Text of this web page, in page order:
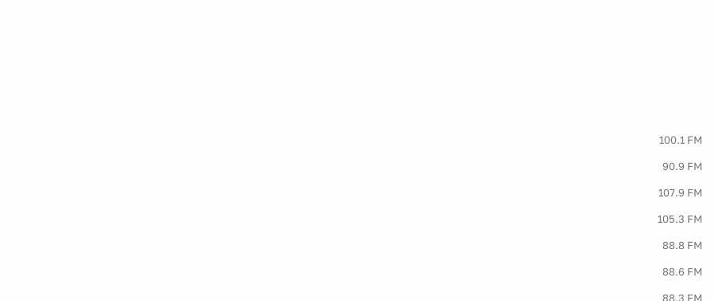
100.1 FM
90.9 FM
107.9 FM
105.3 FM
88.8 FM
88.6 FM
88.3 FM